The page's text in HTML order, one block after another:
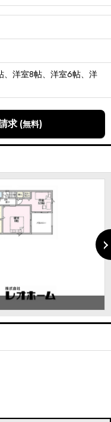
、洋室8帖、洋室6帖、洋
求 (無料)